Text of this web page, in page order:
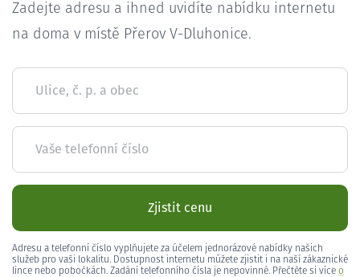
Zadejte adresu a ihned uvidíte nabídku internetu
na doma v místě Přerov V-Dluhonice.
Ulice, č. p. a obec
Vaše telefonní číslo
Zjistit cenu
Adresu a telefonní číslo vyplňujete za účelem jednorázové nabídky našich
služeb pro vaši lokalitu. Dostupnost internetu můžete zjistit i na naší zákaznické
lince nebo pobočkách. Zadání telefonního čísla je nepovinné. Přečtěte si více o